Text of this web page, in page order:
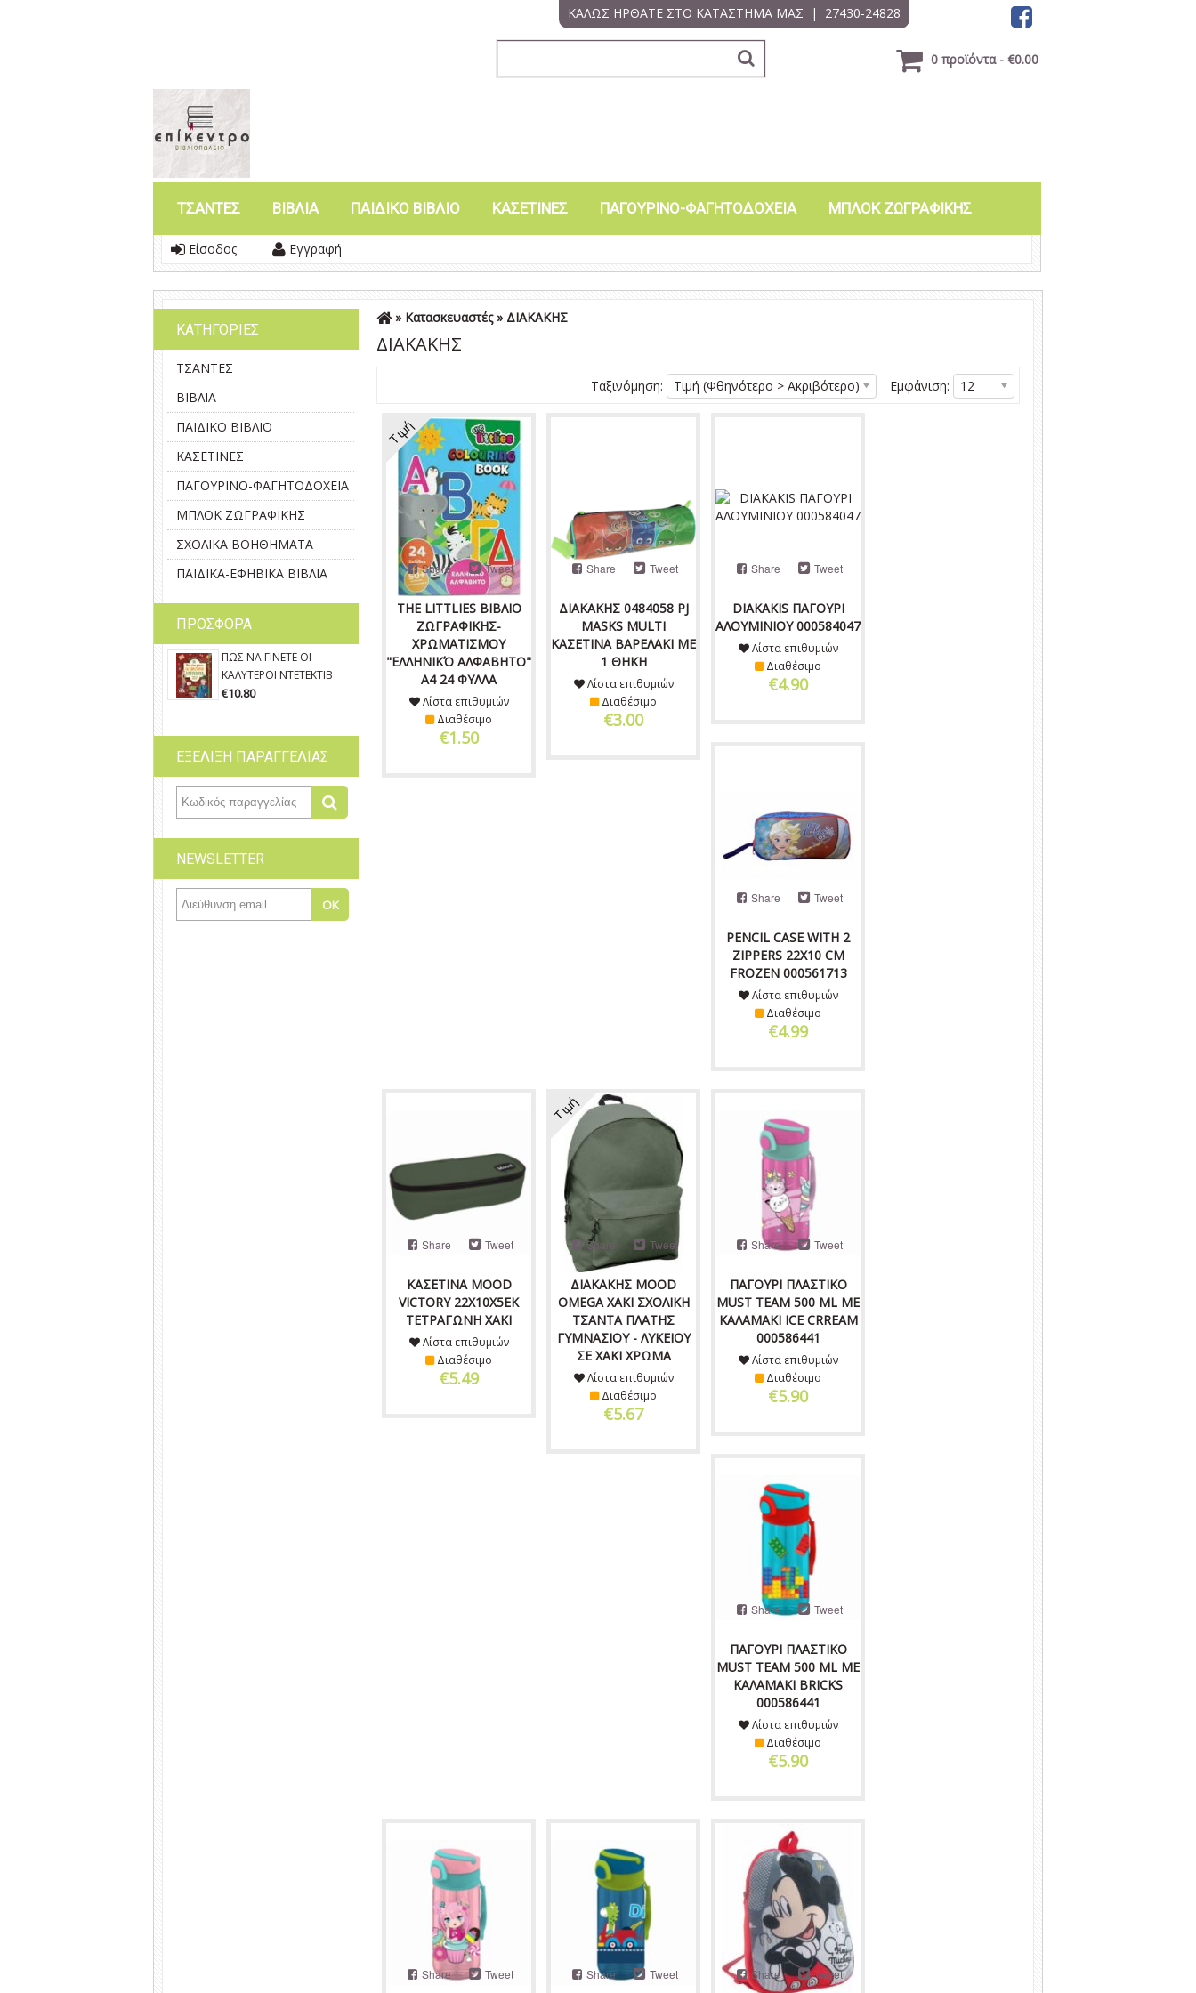
ΚΑΛΩΣ ΗΡΘΑΤΕ ΣΤΟ ΚΑΤΑΣΤΗΜΑ ΜΑΣ | 27430-24828
0 προϊόντα - €0.00
ΤΣΑΝΤΕΣ ΒΙΒΛΙΑ ΠΑΙΔΙΚΟ ΒΙΒΛΙΟ ΚΑΣΕΤΙΝΕΣ ΠΑΓΟΥΡΙΝΟ-ΦΑΓΗΤΟΔΟΧΕΙΑ ΜΠΛΟΚ ΖΩΓΡΑΦΙΚΗΣ
Είσοδος Εγγραφή
ΚΑΤΗΓΟΡΙΕΣ
ΤΣΑΝΤΕΣ
ΒΙΒΛΙΑ
ΠΑΙΔΙΚΟ ΒΙΒΛΙΟ
ΚΑΣΕΤΙΝΕΣ
ΠΑΓΟΥΡΙΝΟ-ΦΑΓΗΤΟΔΟΧΕΙΑ
ΜΠΛΟΚ ΖΩΓΡΑΦΙΚΗΣ
ΣΧΟΛΙΚΑ ΒΟΗΘΗΜΑΤΑ
ΠΑΙΔΙΚΑ-ΕΦΗΒΙΚΑ ΒΙΒΛΙΑ
ΠΡΟΣΦΟΡΑ
ΠΩΣ ΝΑ ΓΙΝΕΤΕ ΟΙ
ΚΑΛΥΤΕΡΟΙ ΝΤΕΤΕΚΤΙΒ
€10.80
ΕΞΕΛΙΞΗ ΠΑΡΑΓΓΕΛΙΑΣ
NEWSLETTER
» Κατασκευαστές» ΔΙΑΚΑΚΗΣ
ΔΙΑΚΑΚΗΣ
Εμφάνιση: 12
Ταξινόμηση: Τιμή (Φθηνότερο > Ακριβότερο)
Τιμή
THE LITTLIES ΒΙΒΛΙΟ
ΖΩΓΡΑΦΙΚΗΣ-
ΧΡΩΜΑΤΙΣΜΟΥ
"ΕΛΛΗΝΙΚΌ ΑΛΦΑΒΗΤΟ"
Α4 24 ΦΥΛΛΑ
Share Tweet
Λίστα επιθυμιών
Διαθέσιμο
€1.50
ΔΙΑΚΑΚΗΣ 0484058 PJ
MASKS MULTI
ΚΑΣΕΤΙΝΑ ΒΑΡΕΛΑΚΙ ΜΕ
1 ΘΗΚΗ
Share Tweet
Λίστα επιθυμιών
Διαθέσιμο
€3.00
DIAKAKIS ΠΑΓΟΥΡΙ
ΑΛΟΥΜΙΝΙΟΥ 000584047
Share Tweet
Λίστα επιθυμιών
Διαθέσιμο
€4.90
PENCIL CASE WITH 2
ZIPPERS 22X10 CM
FROZEN 000561713
Share Tweet
Λίστα επιθυμιών
Διαθέσιμο
€4.99
ΚΑΣΕΤΙΝΑ MOOD
VICTORY 22X10X5ΕΚ
ΤΕΤΡΑΓΩΝΗ ΧΑΚΙ
Share Tweet
Λίστα επιθυμιών
Διαθέσιμο
€5.49
Τιμή
ΔΙΑΚΑΚΗΣ MOOD
OMEGA ΧΑΚΙ ΣΧΟΛΙΚΗ
ΤΣΑΝΤΑ ΠΛΑΤΗΣ
ΓΥΜΝΑΣΙΟΥ - ΛΥΚΕΙΟΥ
ΣΕ ΧΑΚΙ ΧΡΩΜΑ
Share Tweet
Λίστα επιθυμιών
Διαθέσιμο
€5.67
ΠΑΓΟΥΡΙ ΠΛΑΣΤΙΚΟ
MUST TEAM 500 ML ΜΕ
ΚΑΛΑΜΑΚΙ ICE CRREAM
000586441
Share Tweet
Λίστα επιθυμιών
Διαθέσιμο
€5.90
ΠΑΓΟΥΡΙ ΠΛΑΣΤΙΚΟ
MUST TEAM 500 ML ΜΕ
ΚΑΛΑΜΑΚΙ BRICKS
000586441
Share Tweet
Λίστα επιθυμιών
Διαθέσιμο
€5.90
Share Tweet Share Tweet Share Tweet